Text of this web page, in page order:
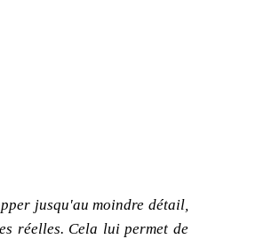
jusqu'au moindre détail,
réelles. Cela lui permet de